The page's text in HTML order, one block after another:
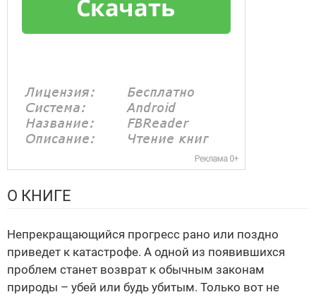
О КНИГЕ
Непрекращающийся прогресс рано или поздно
приведет к катастрофе. А одной из появившихся
проблем станет возврат к обычным законам
природы – убей или будь убитым. Только вот не